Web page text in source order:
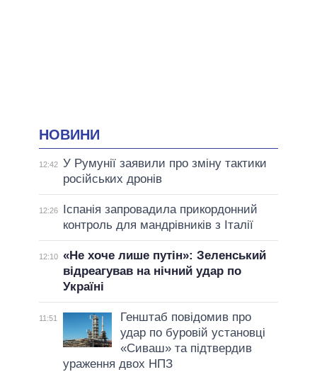
НОВИНИ
12:42 У Румунії заявили про зміну тактики
російських дронів
12:26
Іспанія запровадила прикордонний
контроль для мандрівників з Італії
12:10 «Не хоче лише путін»: Зеленський
відреагував на нічний удар по
Україні
11:51
Генштаб повідомив про
удар по буровій установці
«Сиваш» та підтвердив
ураження двох НПЗ